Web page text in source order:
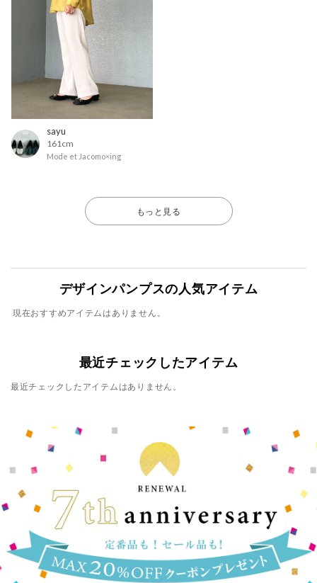
sayu
161cm
Mode et Jacomo×ing
もっと見る
デザインパンプスの人気アイテム
現在おすすめアイテムはありません。
最近チェックしたアイテム
最近チェックしたアイテムはありません。